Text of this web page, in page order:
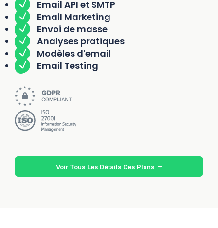
Email API et SMTP
Email Marketing
Envoi de masse
Analyses pratiques
Modèles d'email
Email Testing
Voir Tous Les Détails Des Plans